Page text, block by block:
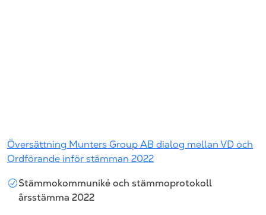
Översättning Munters Group AB dialog mellan VD och
Ordförande inför stämman 2022
Stämmokommuniké och stämmoprotokoll
årsstämma 2022